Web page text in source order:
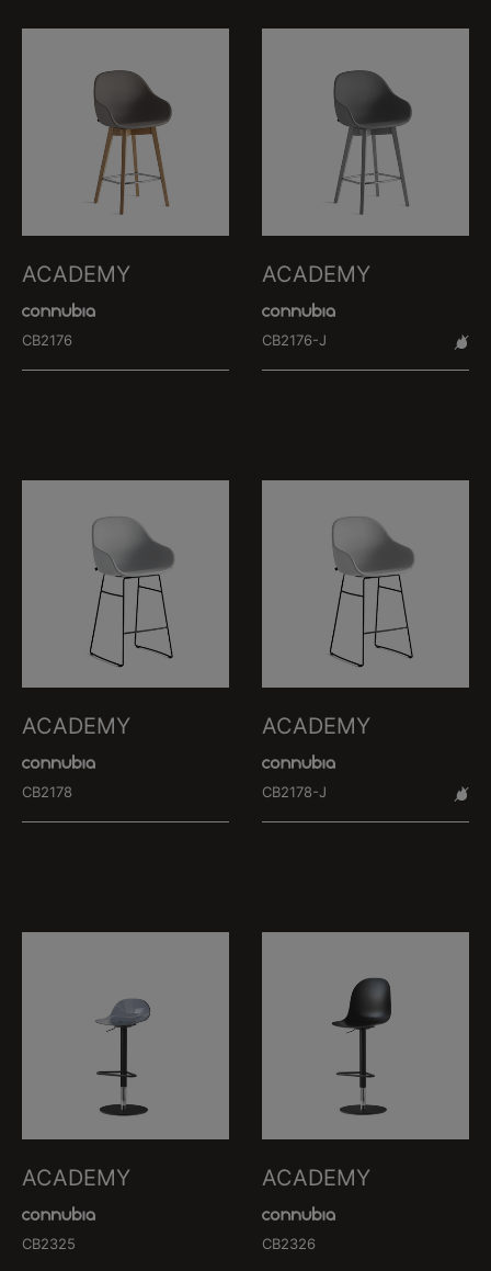
ACADEMY
CB2176
ACADEMY
CB2176-J
ACADEMY
CB2178
ACADEMY
CB2178-J
ACADEMY
CB2325
ACADEMY
CB2326